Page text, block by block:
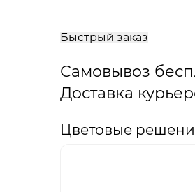
Быстрый заказ
Самовывоз
Доставка
Цветовые